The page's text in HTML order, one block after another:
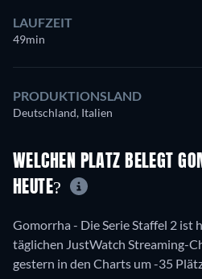
LAUFZEIT
49min
PRODUKTIONSLAND
Deutschland, Italien
WELCHEN PLATZ BELEGT
HEUTE?
Gomorrha - Die Serie Staffel 2 ist
täglichen JustWatch Streaming-
gestern in den Charts um -35